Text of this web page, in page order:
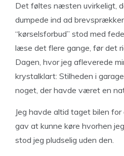
Det føltes næsten uvirkeligt,
dumpede ind ad
“kørselsforbud” stod med
læse det flere gange, før det
Dagen, hvor jeg afleverede
krystalklart: Stilheden i
noget, der havde været en
Jeg havde altid taget bilen
gav at kunne køre hvorhen
stod jeg pludselig uden den.